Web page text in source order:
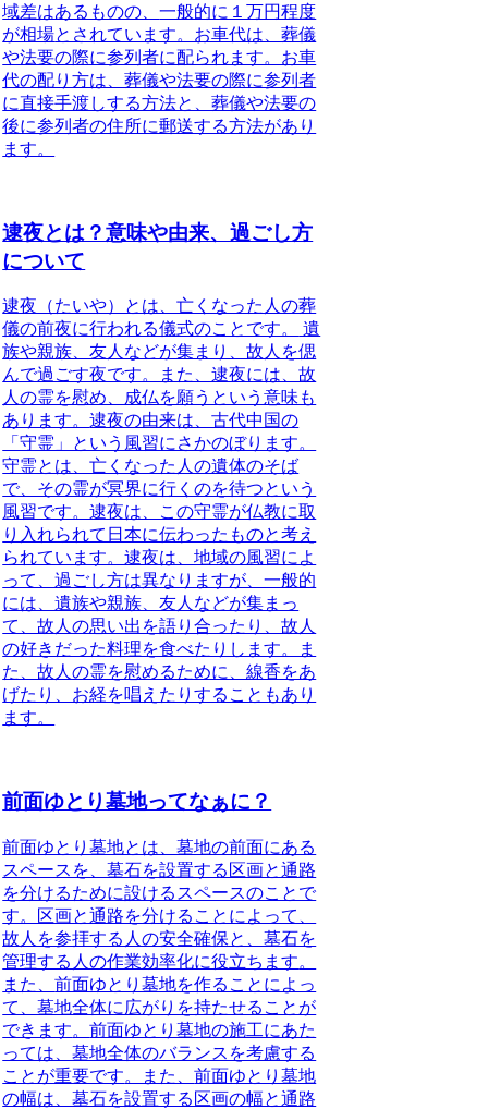
域差はあるものの、一般的に１万円程度
が相場とされています。お車代は、葬儀
や法要の際に参列者に配られます。お車
代の配り方は、葬儀や法要の際に参列者
に直接手渡しする方法と、葬儀や法要の
後に参列者の住所に郵送する方法があり
ます。
逮夜とは？意味や由来、過ごし方
について
逮夜（たいや）とは、亡くなった人の葬
儀の前夜に行われる儀式のことです。
遺
族や親族、友人などが集まり、故人を偲
んで過ごす夜です。また、逮夜には、故
人の霊を慰め、成仏を願うという意味も
あります。逮夜の由来は、古代中国の
「守霊」という風習にさかのぼります。
守霊とは、亡くなった人の遺体のそば
で、その霊が冥界に行くのを待つという
風習です。逮夜は、この守霊が仏教に取
り入れられて日本に伝わったものと考え
られています。逮夜は、地域の風習によ
って、過ごし方は異なりますが、一般的
には、遺族や親族、友人などが集まっ
て、故人の思い出を語り合ったり、故人
の好きだった料理を食べたりします。ま
た、故人の霊を慰めるために、線香をあ
げたり、お経を唱えたりすることもあり
ます。
前面ゆとり墓地ってなぁに？
前面ゆとり墓地とは、墓地の前面にある
スペースを、墓石を設置する区画と通路
を分けるために設けるスペースのことで
す。区画と通路を分けることによって、
故人を参拝する人の安全確保と、墓石を
管理する人の作業効率化に役立ちます。
また、前面ゆとり墓地を作ることによっ
て、墓地全体に広がりを持たせることが
できます。前面ゆとり墓地の施工にあた
っては、墓地全体のバランスを考慮する
ことが重要です。また、前面ゆとり墓地
の幅は、墓石を設置する区画の幅と通路